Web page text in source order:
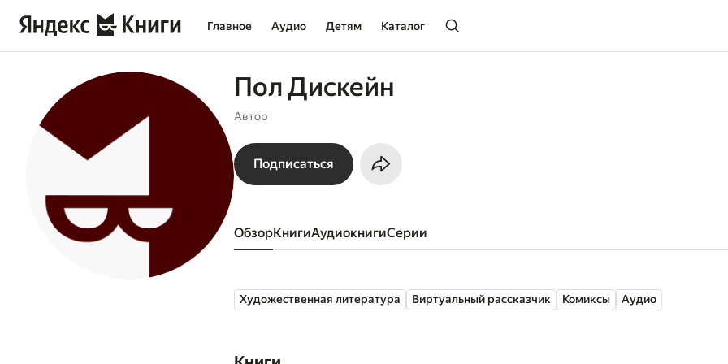
Главное Аудио Детям Каталог
Пол Дискейн
Автор
Подписаться
Обзор книги аудиокниги серии
Художественная литература Виртуальный рассказчик Комиксы Аудио